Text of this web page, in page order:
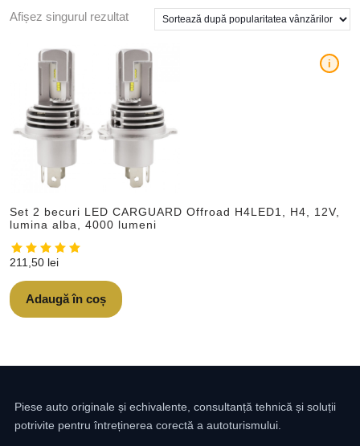
Afișez singurul rezultat
Set 2 becuri LED CARGUARD Offroad H4LED1, H4, 12V,
lumina alba, 4000 lumeni
i
211,50 lei
Adaugă în coș
Piese auto originale și echivalente, consultanță tehnică și soluții
potrivite pentru întreținerea corectă a autoturismului.